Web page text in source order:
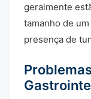
geralmente
tamanho de
presença de